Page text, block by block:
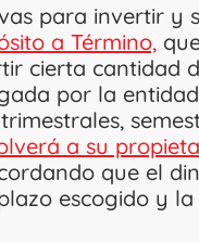
para invertir y
a Término,
cierta cantidad
por la
a su
que el
escogido y